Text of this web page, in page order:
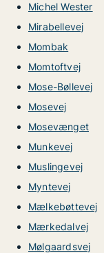
Michel Wester
Mirabellevej
Mombak
Momtoftvej
Mose-Bøllevej
Mosevej
Mosevænget
Munkevej
Muslingevej
Myntevej
Mælkebøttevej
Mærkedalvej
Mølgaardsvej